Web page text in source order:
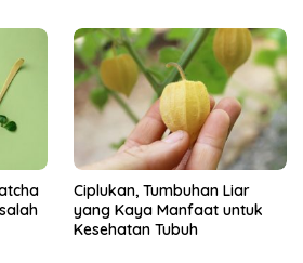
Ciplukan, Tumbuhan Liar
yang Kaya Manfaat untuk
Kesehatan Tubuh